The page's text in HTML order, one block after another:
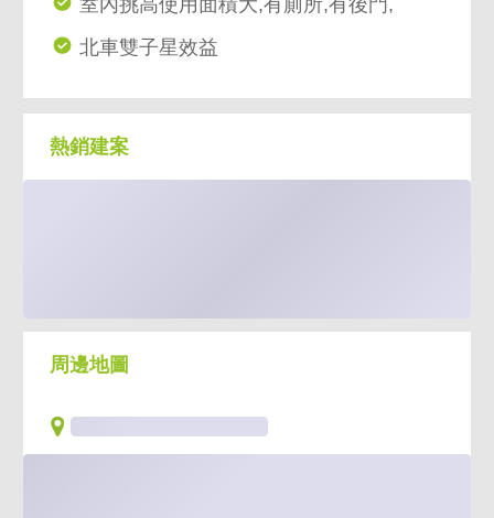
室內挑高使用面積大,有廁所,有後門,
北車雙子星效益
熱銷建案
周邊地圖